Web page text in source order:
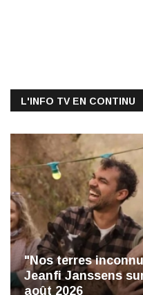
L'INFO TV EN CONTINU
"Nos terres
Jeanfi Janssens
août 2026